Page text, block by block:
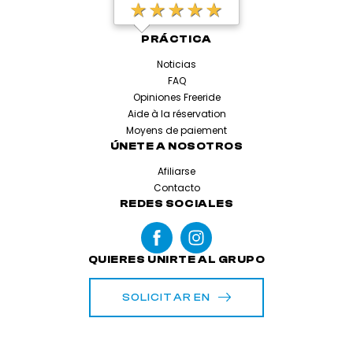
★★★★★
PRÁCTICA
Noticias
FAQ
Opiniones Freeride
Aide à la réservation
Moyens de paiement
ÚNETE A NOSOTROS
Afiliarse
Contacto
REDES SOCIALES
QUIERES UNIRTE AL GRUPO
SOLICITAR EN